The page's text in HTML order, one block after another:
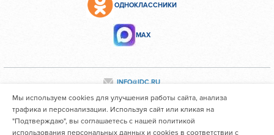
ОДНОКЛАССНИКИ
МАХ
INFO@IDC.RU
Все персональные данные сотрудников размещены с их
Мы используем cookies для улучшения работы сайта, анализа
трафика и персонализации. Используя сайт или кликая на
"Подтверждаю", вы соглашаетесь с нашей политикой
использования персональных данных и cookies в соответствии с